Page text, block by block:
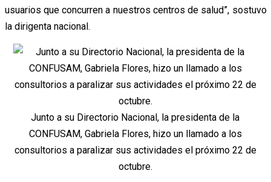
usuarios que concurren a nuestros centros de salud”, sostuvo
la dirigenta nacional.
Junto a su Directorio Nacional, la presidenta de la
CONFUSAM, Gabriela Flores, hizo un llamado a los
consultorios a paralizar sus actividades el próximo 22 de
octubre.